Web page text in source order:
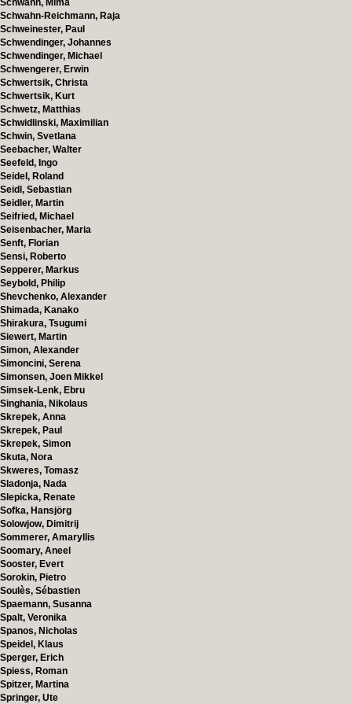
Schwahn, Mima
Schwahn-Reichmann, Raja
Schweinester, Paul
Schwendinger, Johannes
Schwendinger, Michael
Schwengerer, Erwin
Schwertsik, Christa
Schwertsik, Kurt
Schwetz, Matthias
Schwidlinski, Maximilian
Schwin, Svetlana
Seebacher, Walter
Seefeld, Ingo
Seidel, Roland
Seidl, Sebastian
Seidler, Martin
Seifried, Michael
Seisenbacher, Maria
Senft, Florian
Sensi, Roberto
Sepperer, Markus
Seybold, Philip
Shevchenko, Alexander
Shimada, Kanako
Shirakura, Tsugumi
Siewert, Martin
Simon, Alexander
Simoncini, Serena
Simonsen, Joen Mikkel
Simsek-Lenk, Ebru
Singhania, Nikolaus
Skrepek, Anna
Skrepek, Paul
Skrepek, Simon
Skuta, Nora
Skweres, Tomasz
Sladonja, Nada
Slepicka, Renate
Sofka, Hansjörg
Solowjow, Dimitrij
Sommerer, Amaryllis
Soomary, Aneel
Sooster, Evert
Sorokin, Pietro
Soulès, Sébastien
Spaemann, Susanna
Spalt, Veronika
Spanos, Nicholas
Speidel, Klaus
Sperger, Erich
Spiess, Roman
Spitzer, Martina
Springer, Ute